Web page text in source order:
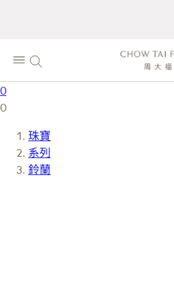
0
0
珠寶
系列
鈴蘭